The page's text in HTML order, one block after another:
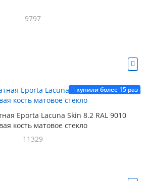
9797
купили более 15 раз
Eporta Lacuna Skin 8.2 RAL 9010
кость матовое стекло
11329